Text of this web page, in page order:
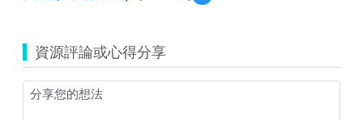
覽
學
習
資源評論或心得分享